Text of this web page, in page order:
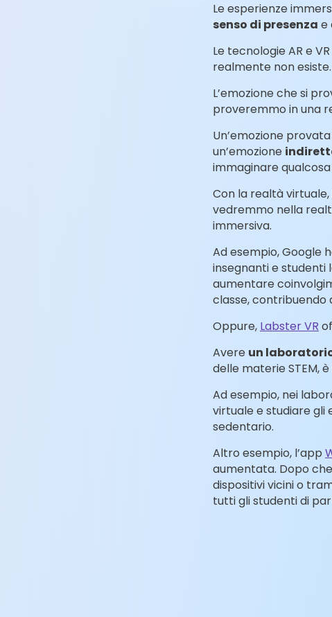
Le esperienze
senso di presenza e
Le tecnologie AR e
realmente non esiste.
L’emozione che si
proveremmo in una
Un’emozione
un’emozione
immaginare
Con la realtà
vedremmo nella
immersiva.
Ad esempio, Google
insegnanti e studenti
aumentare
classe, contribuendo
Oppure, Labster VR
Avere un
delle materie STEM,
Ad esempio, nei
virtuale e studiare gli
sedentario.
Altro esempio, l’app
aumentata. Dopo
dispositivi vicini o
tutti gli studenti di